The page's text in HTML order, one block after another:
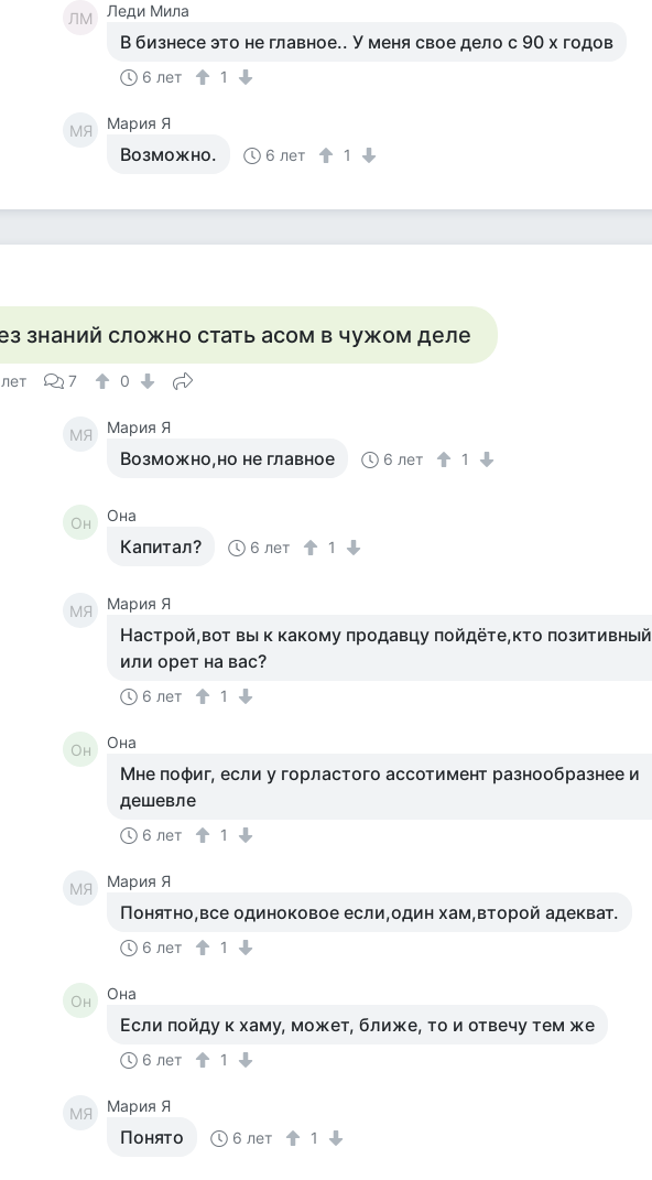
ЛМ Леди Мила
В бизнесе это не главное.. У меня свое дело с 90 х годов
6 лет 1
МЯ Мария Я
Возможно. 6 лет 1
знаний сложно стать асом в чужом деле
7 0
МЯ Мария Я
Возможно,но не главное 6 лет 1
Он Она
Капитал? 6 лет 1
МЯ Мария Я
Настрой,вот вы к какому продавцу пойдёте,кто позитивный
или орет на вас?
6 лет 1
Он Она
Мне пофиг, если у горластого ассотимент разнообразнее и
дешевле
6 лет 1
МЯ Мария Я
Понятно,все одиноковое если,один хам,второй адекват.
6 лет 1
Он Она
Если пойду к хаму, может, ближе, то и отвечу тем же
6 лет 1
МЯ Мария Я
Понято 6 лет 1